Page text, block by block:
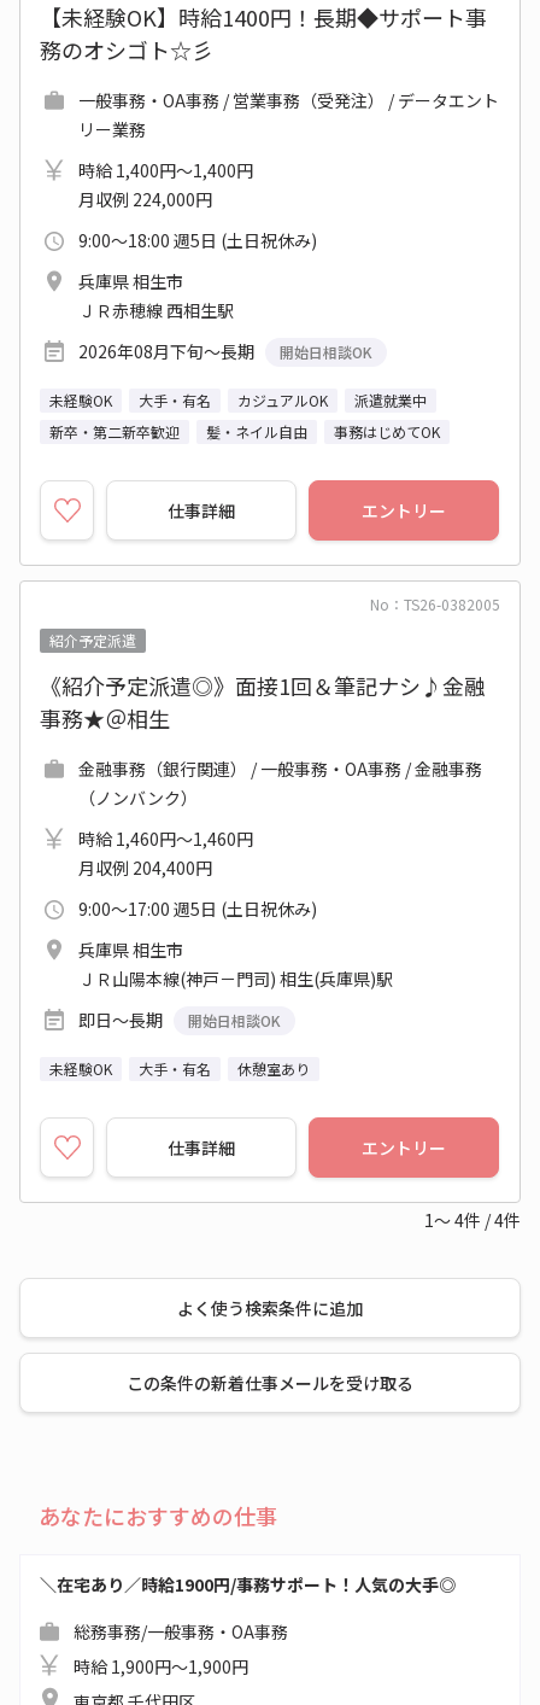
【未経験OK】時給1400円！長期◆サポート事
務のオシゴト☆彡
一般事務・OA事務 / 営業事務（受発注） / データエント
リー業務
時給 1,400円～1,400円
月収例 224,000円
9:00～18:00 週5日 (土日祝休み)
兵庫県 相生市
ＪＲ赤穂線 西相生駅
2026年08月下旬～長期
開始日相談OK
未経験OK 大手・有名 カジュアルOK
派遣就業中
新卒・第二新卒歓迎
髪・ネイル自由 事務はじめてOK
仕事詳細 エントリー
No：TS26-0382005
紹介予定派遣
《紹介予定派遣◎》面接1回＆筆記ナシ♪金融
事務★＠相生
金融事務（銀行関連） / 一般事務・OA事務 / 金融事務
（ノンバンク）
時給 1,460円～1,460円
月収例 204,400円
9:00～17:00 週5日 (土日祝休み)
兵庫県 相生市
ＪＲ山陽本線(神戸－門司) 相生(兵庫県)駅
即日～長期
開始日相談OK
未経験OK 大手・有名 休憩室あり
仕事詳細 エントリー
1～4件 /4件
よく使う検索条件に追加
この条件の新着仕事メールを受け取る
あなたにおすすめの仕事
＼在宅あり／時給1900円/事務サポート！人気の大手◎
総務事務/一般事務・OA事務
時給 1,900円～1,900円